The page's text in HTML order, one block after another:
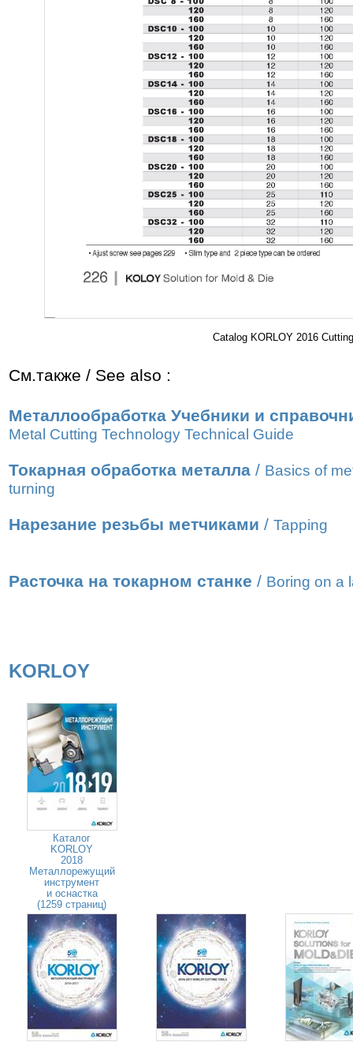
Catalog KORLOY 2016
См.также / See also :
Металлообработка Учебники и
Metal Cutting Technology Technical Guide
Токарная обработка металла / Basics of
turning
Нарезание резьбы метчиками / Tapping
Расточка на токарном станке / Boring on a
KORLOY
Каталог
KORLOY
2018
Металлорежущий
инструмент
и оснастка
(1259 страниц)